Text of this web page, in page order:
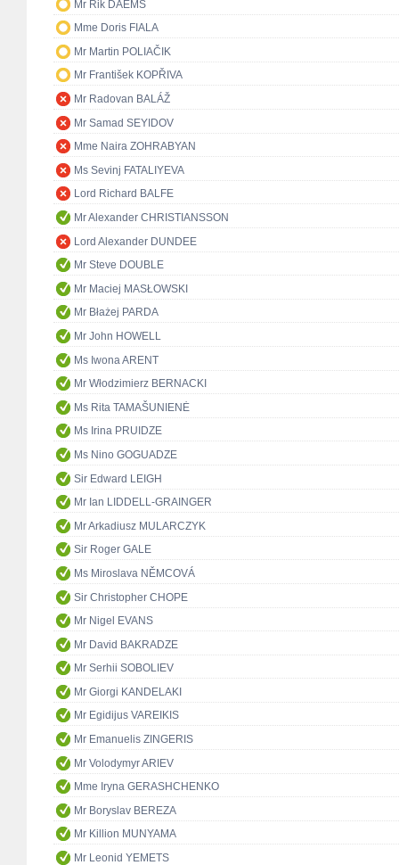
Mr Rik DAEMS
Mme Doris FIALA
Mr Martin POLIAČIK
Mr František KOPŘIVA
Mr Radovan BALÁŽ
Mr Samad SEYIDOV
Mme Naira ZOHRABYAN
Ms Sevinj FATALIYEVA
Lord Richard BALFE
Mr Alexander CHRISTIANSSON
Lord Alexander DUNDEE
Mr Steve DOUBLE
Mr Maciej MASŁOWSKI
Mr Błażej PARDA
Mr John HOWELL
Ms Iwona ARENT
Mr Włodzimierz BERNACKI
Ms Rita TAMAŠUNIENĖ
Ms Irina PRUIDZE
Ms Nino GOGUADZE
Sir Edward LEIGH
Mr Ian LIDDELL-GRAINGER
Mr Arkadiusz MULARCZYK
Sir Roger GALE
Ms Miroslava NĚMCOVÁ
Sir Christopher CHOPE
Mr Nigel EVANS
Mr David BAKRADZE
Mr Serhii SOBOLIEV
Mr Giorgi KANDELAKI
Mr Egidijus VAREIKIS
Mr Emanuelis ZINGERIS
Mr Volodymyr ARIEV
Mme Iryna GERASHCHENKO
Mr Boryslav BEREZA
Mr Killion MUNYAMA
Mr Leonid YEMETS